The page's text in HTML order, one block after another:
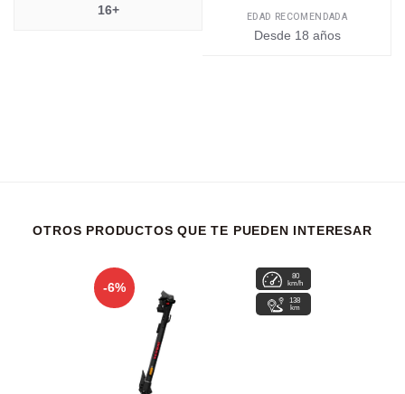
16+ EDAD RECOMENDADA
Desde 18 años
OTROS PRODUCTOS QUE TE PUEDEN INTERESAR
-6%
8.5
hrs
80
km/h
138
km